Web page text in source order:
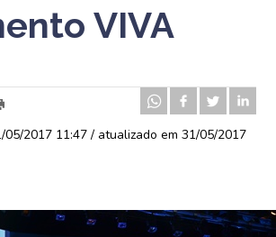
VIVA
05/2017 11:47 / atualizado em 31/05/2017